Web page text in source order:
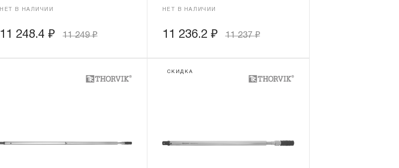
НЕТ В НАЛИЧИИ
11 248.4₽ 11 249₽
НЕТ В НАЛИЧИИ
11 236.2 ₽ 11 237₽
СКИДКА